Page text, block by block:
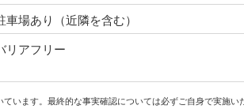
場あり（近隣を含む）
リアフリー
います。最終的な事実確認については必ずご自身で実施い